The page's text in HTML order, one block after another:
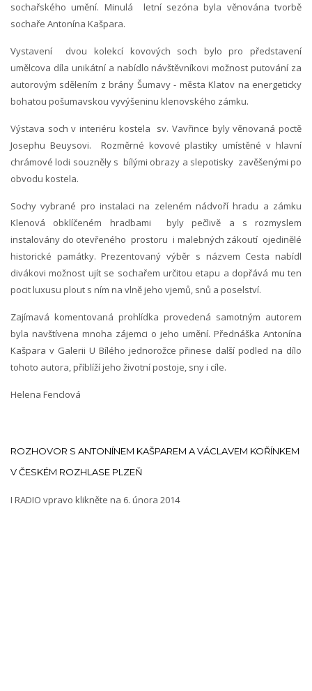
sochařského umění. Minulá letní sezóna byla věnována tvorbě
sochaře Antonína Kašpara.
Vystavení dvou kolekcí kovových soch bylo pro představení
umělcova díla unikátní a nabídlo návštěvníkovi možnost putování za
autorovým sdělením z brány Šumavy - města Klatov na energeticky
bohatou pošumavskou vyvýšeninu klenovského zámku.
Výstava soch v interiéru kostela sv. Vavřince byly věnovaná poctě
Josephu Beuysovi. Rozměrné kovové plastiky umístěné v hlavní
chrámové lodi souzněly s bílými obrazy a slepotisky zavěšenými po
obvodu kostela.
Sochy vybrané pro instalaci na zeleném nádvoří hradu a zámku
Klenová obklíčeném hradbami byly pečlivě a s rozmyslem
instalovány do otevřeného prostoru i malebných zákoutí ojedinělé
historické památky. Prezentovaný výběr s názvem Cesta nabídl
divákovi možnost ujít se sochařem určitou etapu a dopřává mu ten
pocit luxusu plout s ním na vlně jeho vjemů, snů a poselství.
Zajímavá komentovaná prohlídka provedená samotným autorem
byla navštívena mnoha zájemci o jeho umění. Přednáška Antonína
Kašpara v Galerii U Bílého jednorožce přinese další podled na dílo
tohoto autora, příblíží jeho životní postoje, sny i cíle.
Helena Fenclová
ROZHOVOR S ANTONÍNEM KAŠPAREM A VÁCLAVEM KOŘÍNKEM
V ČESKÉM ROZHLASE PLZEŇ
I RADIO vpravo klikněte na 6. února 2014